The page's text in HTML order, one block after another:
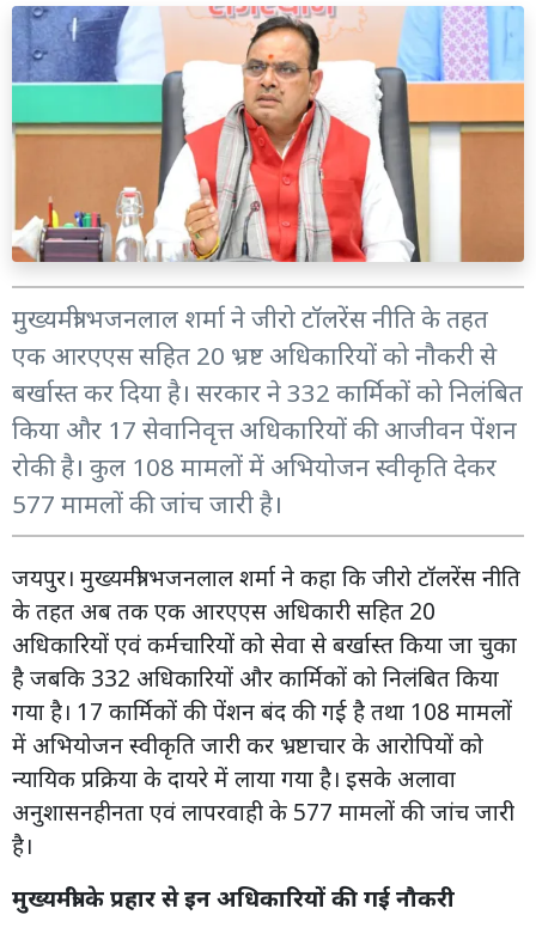
मुख्यमंत्री भजनलाल शर्मा ने जीरो टॉलरेंस नीति के तहत
एक आरएएस सहित 20 भ्रष्ट अधिकारियों को नौकरी से
बर्खास्त कर दिया है। सरकार ने 332 कार्मिकों को निलंबित
किया और 17 सेवानिवृत्त अधिकारियों की आजीवन पेंशन
रोकी है। कुल 108 मामलों में अभियोजन स्वीकृति देकर
577 मामलों की जांच जारी है।
जयपुर। मुख्यमंत्री भजनलाल शर्मा ने कहा कि जीरो टॉलरेंस नीति
के तहत अब तक एक आरएएस अधिकारी सहित 20
अधिकारियों एवं कर्मचारियों को सेवा से बर्खास्त किया जा चुका
है जबकि 332 अधिकारियों और कार्मिकों को निलंबित किया
गया है। 17 कार्मिकों की पेंशन बंद की गई है तथा 108 मामलों
में अभियोजन स्वीकृति जारी कर भ्रष्टाचार के आरोपियों को
न्यायिक प्रक्रिया के दायरे में लाया गया है। इसके अलावा
अनुशासनहीनता एवं लापरवाही के 577 मामलों की जांच जारी
है।
मुख्यमंत्री के प्रहार से इन अधिकारियों की गई नौकरी